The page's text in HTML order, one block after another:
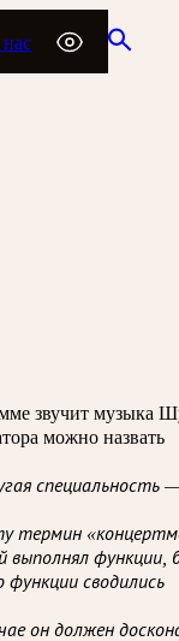
звучит музыка
можно назвать
специальность
термин
функции,
сводились
он должен